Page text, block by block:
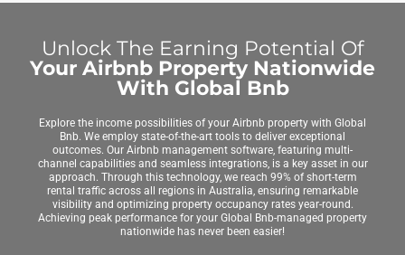
Unlock The Earning Potential Of
Your Airbnb Property Nationwide
With Global Bnb
Explore the income possibilities of your Airbnb property with Global
Bnb. We employ state-of-the-art tools to deliver exceptional
outcomes. Our Airbnb management software, featuring multi-
channel capabilities and seamless integrations, is a key asset in our
approach. Through this technology, we reach 99% of short-term
rental traffic across all regions in Australia, ensuring remarkable
visibility and optimizing property occupancy rates year-round.
Achieving peak performance for your Global Bnb-managed property
nationwide has never been easier!